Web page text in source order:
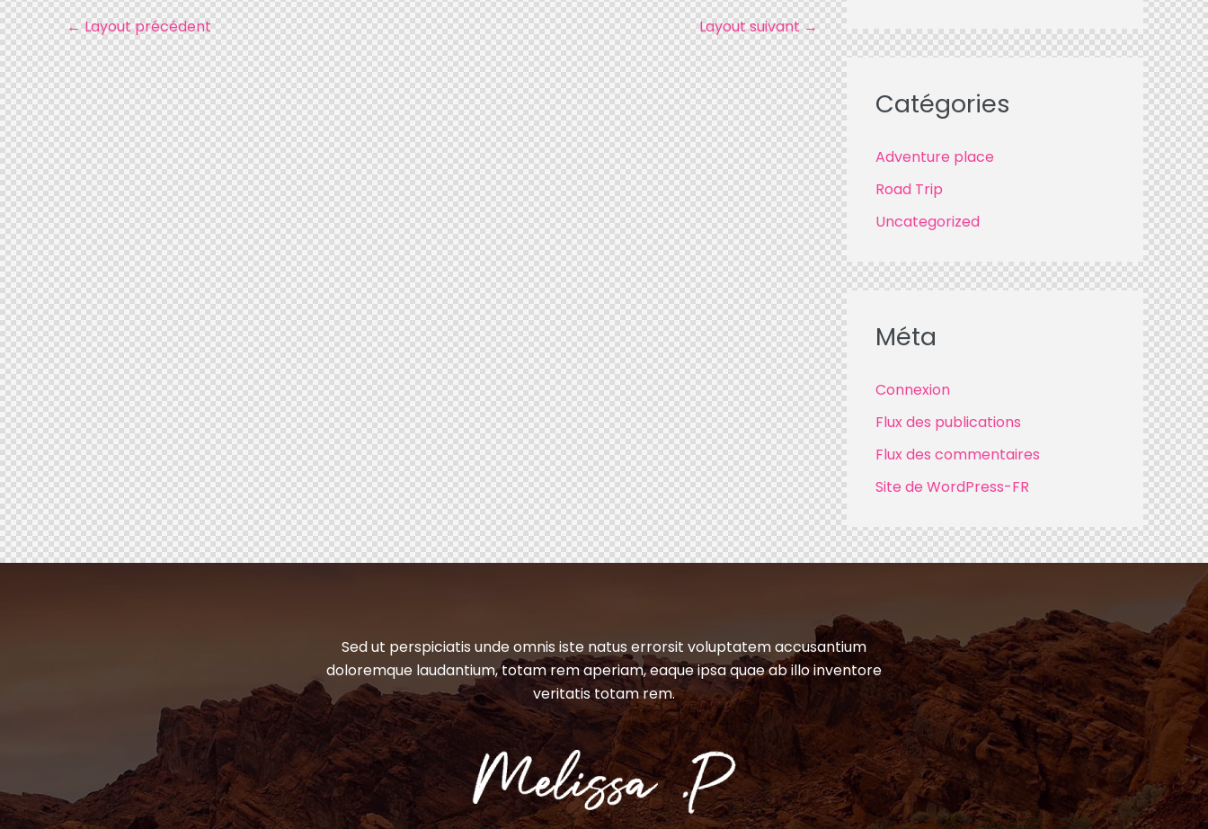
←Layout précédent Layout suivant→
Catégories
Adventure place
Road Trip
Uncategorized
Méta
Connexion
Flux des publications
Flux des commentaires
Site de WordPress-FR
Sed ut perspiciatis unde omnis iste natus errorsit voluptatem accusantium
doloremque laudantium, totam rem aperiam, eaque ipsa quae ab illo inventore
veritatis totam rem.